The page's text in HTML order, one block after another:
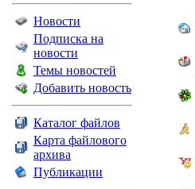
Новости
Подписка на
новости
Темы новостей
Добавить новость
Каталог файлов
Карта файлового
архива
Публикации